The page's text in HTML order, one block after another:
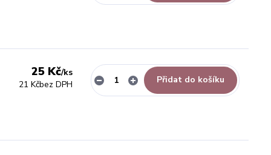
25 Kč/ks
21 Kčbez DPH Přidat do košíku